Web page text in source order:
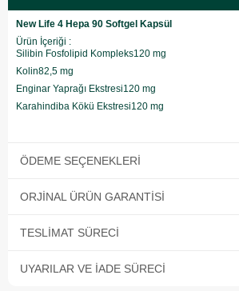
New Life 4 Hepa 90 Softgel Kapsül
Ürün İçeriği :
Silibin Fosfolipid Kompleks120 mg
Kolin82,5 mg
Enginar Yaprağı Ekstresi120 mg
Karahindiba Kökü Ekstresi120 mg
ÖDEME SEÇENEKLERI
ORJINAL ÜRÜN GARANTISI
TESLIMAT SÜRECI
UYARILAR VE İADE SÜRECI